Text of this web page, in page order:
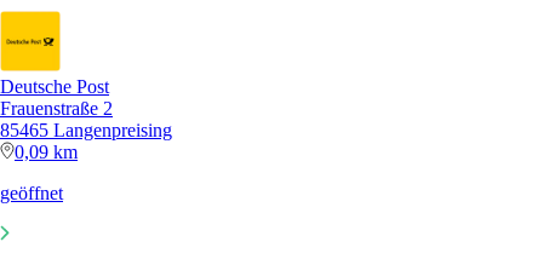
Deutsche Post
Frauenstraße 2
85465 Langenpreising
0,09 km
geöffnet